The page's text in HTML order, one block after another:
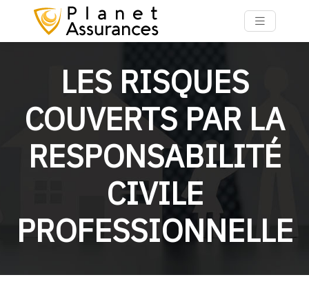
LES RISQUES
COUVERTS PAR LA
RESPONSABILITÉ
CIVILE
PROFESSIONNELLE